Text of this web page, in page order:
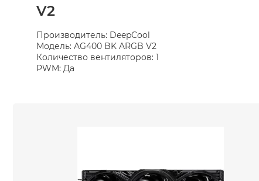
V2
Производитель: DeepCool
Модель: AG400 BK ARGB V2
Количество вентиляторов: 1
PWM: Да